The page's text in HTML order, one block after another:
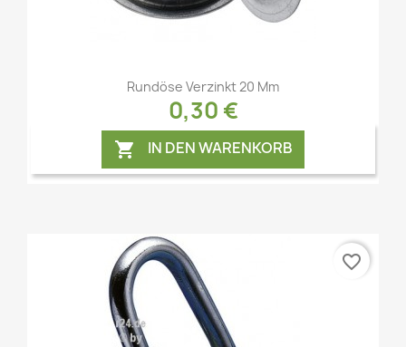
Vorschau
Rundöse Verzinkt 20 Mm
0,30 €
 IN DEN WARENKORB
favorite_border